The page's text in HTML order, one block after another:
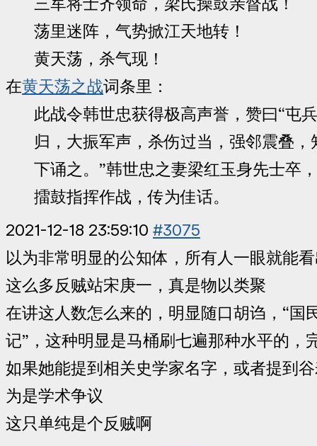
荡里迷阵，气势掀江天地转！
黄天荡，杀气现！
在黄天荡之战词条里：
此战令韩世忠获得极高声誉，赞曰“屯
归，大振军声，杀伤过当，强邻震叠
下诵之。”韩世忠之妻梁红玉身先士卒
擂鼓指挥作战，传为佳话。
2021-12-18 23:59:10 #3075
以为非常明显的公知体，所有人一眼就能
这么多反贼站宋庚一，真是物以类聚
在讲这人数怎么来的，明显随口胡诌，“国
记”，这种明显是马桶刷七遍那种水平的，
如果她能提到相关史学家名字，或者提到
为是学术争议
这只单纯是个反贼啊